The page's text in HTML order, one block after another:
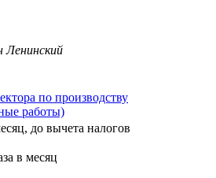
Ленинский
по производству
работы)
до вычета налогов
в месяц